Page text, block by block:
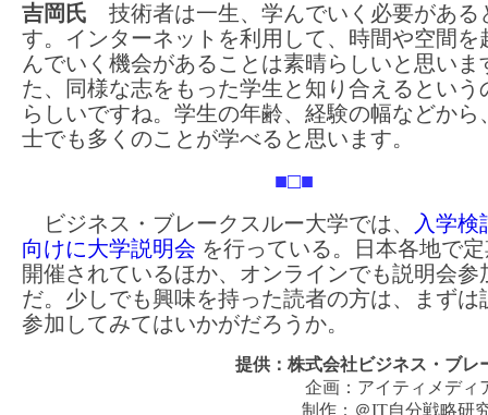
吉岡氏 技術者は一生、学んでいく必要がある
す。インターネットを利用して、時間や空間を
んでいく機会があることは素晴らしいと思いま
た、同様な志をもった学生と知り合えるという
らしいですね。学生の年齢、経験の幅などから
士でも多くのことが学べると思います。
■□■
ビジネス・ブレークスルー大学では、
入学検
向けに大学説明会 を行っている。日本各地で
開催されているほか、オンラインでも説明会参
だ。少しでも興味を持った読者の方は、まずは
参加してみてはいかがだろうか。
提供： 株式会社ビジネス・ブレ
企画： アイティメディ
制作： ＠IT自分戦略研